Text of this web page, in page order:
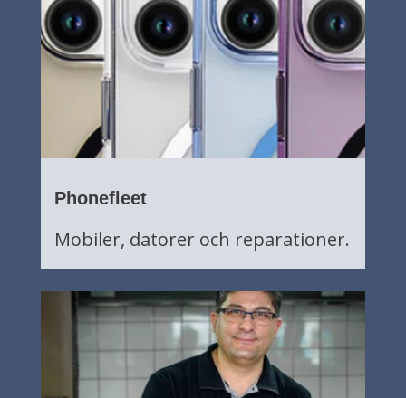
Phonefleet
Mobiler, datorer och reparationer.